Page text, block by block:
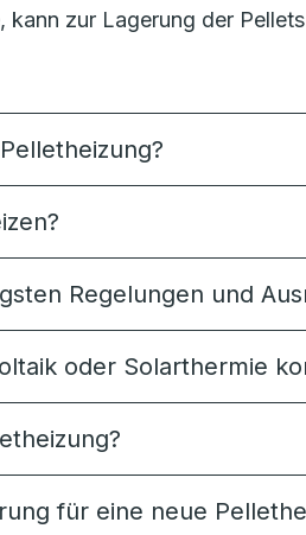
kann zur Lagerung der
Regelungen und
oder Solarthermie
für eine neue